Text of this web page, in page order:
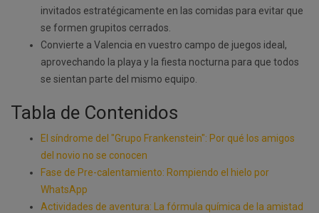
invitados estratégicamente en las comidas para evitar que
se formen grupitos cerrados.
Convierte a Valencia en vuestro campo de juegos ideal,
aprovechando la playa y la fiesta nocturna para que todos
se sientan parte del mismo equipo.
Tabla de Contenidos
El síndrome del "Grupo Frankenstein": Por qué los amigos
del novio no se conocen
Fase de Pre-calentamiento: Rompiendo el hielo por
WhatsApp
Actividades de aventura: La fórmula química de la amistad